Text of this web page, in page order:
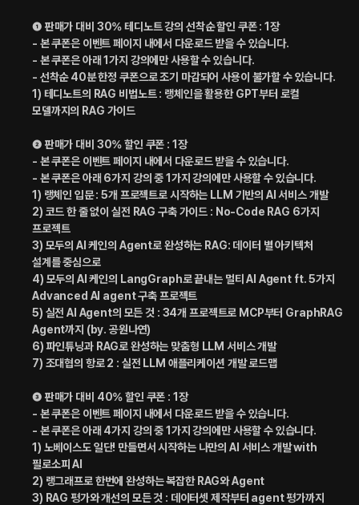
❶ 판매가 대비 30% 테디노트 강의 선착순 할인 쿠폰 : 1장
- 본 쿠폰은 이벤트 페이지 내에서 다운로드 받을 수 있습니다.
- 본 쿠폰은 아래 1가지 강의에만 사용할 수 있습니다.
- 선착순 40분 한정 쿠폰으로 조기 마감되어 사용이 불가할 수 있습니다.
1) 테디노트의 RAG 비법노트 : 랭체인을 활용한 GPT부터 로컬
모델까지의 RAG 가이드
❷ 판매가 대비 30% 할인 쿠폰 : 1장
- 본 쿠폰은 이벤트 페이지 내에서 다운로드 받을 수 있습니다.
- 본 쿠폰은 아래 6가지 강의 중 1가지 강의에만 사용할 수 있습니다.
1) 랭체인 입문 : 5개 프로젝트로 시작하는 LLM 기반의 AI 서비스 개발
2) 코드 한 줄 없이 실전 RAG 구축 가이드 : No-Code RAG 6가지
프로젝트
3) 모두의 AI 케인의 Agent로 완성하는 RAG: 데이터 별 아키텍처
설계를 중심으로
4) 모두의 AI 케인의 LangGraph로 끝내는 멀티 AI Agent ft. 5가지
Advanced AI agent 구축 프로젝트
5) 실전 AI Agent의 모든 것 : 34개 프로젝트로 MCP부터 GraphRAG
Agent까지 (by. 공원나연)
6) 파인튜닝과 RAG로 완성하는 맞춤형 LLM 서비스 개발
7) 조대협의 항로 2 : 실전 LLM 애플리케이션 개발 로드맵
❸ 판매가 대비 40% 할인 쿠폰 : 1장
- 본 쿠폰은 이벤트 페이지 내에서 다운로드 받을 수 있습니다.
- 본 쿠폰은 아래 4가지 강의 중 1가지 강의에만 사용할 수 있습니다.
1) 노베이스도 일단! 만들면서 시작하는 나만의 AI 서비스 개발 with
필로소피 AI
2) 랭그래프로 한번에 완성하는 복잡한 RAG와 Agent
3) RAG 평가와 개선의 모든 것 : 데이터셋 제작부터 agent 평가까지